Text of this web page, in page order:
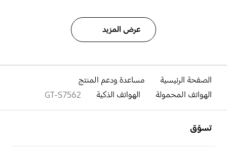
عرض المزيد
الصفحة الرئيسية
مساعدة ودعم المنتج
الهواتف المحمولة
الهواتف الذكية GT-S7562
تسوّق